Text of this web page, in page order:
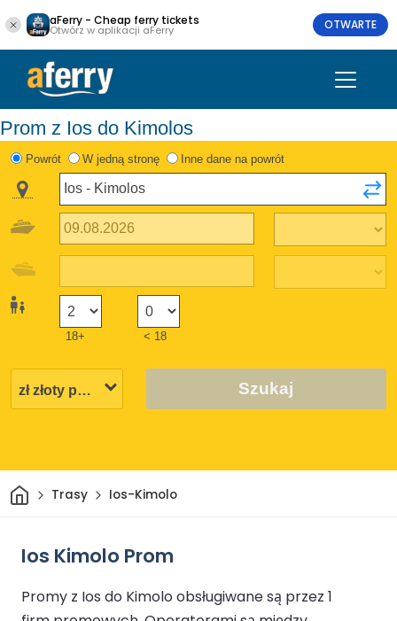
aFerry - Cheap ferry tickets
Otwórz w aplikacji aFerry OTWARTE
Prom z Ios do Kimolos
Powrót W jedną stronę Inne dane na powrót
18+ < 18
Szukaj
DomTrasy Ios-Kimolo
Ios Kimolo Prom
Promy z Ios do Kimolo obsługiwane są przez 1